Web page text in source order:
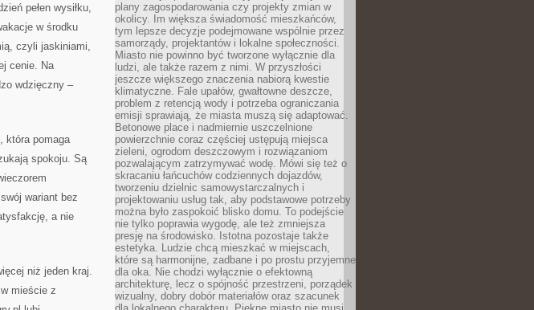
pełen wysiłku,
w środku
czyli jaskiniami,
cenie. Na
wdzięczny –
która pomaga
spokoju. Są
wariant bez
a nie
niż jeden kraj.
mieście z
plany zagospodarowania czy projekty zmian w
okolicy. Im większa świadomość mieszkańców,
tym lepsze decyzje podejmowane wspólnie przez
samorządy, projektantów i lokalne społeczności.
Miasto nie powinno być tworzone wyłącznie dla
ludzi, ale także razem z nimi. W przyszłości
jeszcze większego znaczenia nabiorą kwestie
klimatyczne. Fale upałów, gwałtowne deszcze,
problem z retencją wody i potrzeba ograniczania
emisji sprawiają, że miasta muszą się adaptować.
Betonowe place i nadmiernie uszczelnione
powierzchnie coraz częściej ustępują miejsca
zieleni, ogrodom deszczowym i rozwiązaniom
pozwalającym zatrzymywać wodę. Mówi się też o
skracaniu łańcuchów codziennych dojazdów,
tworzeniu dzielnic samowystarczalnych i
projektowaniu usług tak, aby podstawowe potrzeby
można było zaspokoić blisko domu. To podejście
nie tylko poprawia wygodę, ale też zmniejsza
presję na środowisko. Istotna pozostaje także
estetyka. Ludzie chcą mieszkać w miejscach,
które są harmonijne, zadbane i po prostu przyjemne
dla oka. Nie chodzi wyłącznie o efektowną
architekturę, lecz o spójność przestrzeni, porządek
wizualny, dobry dobór materiałów oraz szacunek